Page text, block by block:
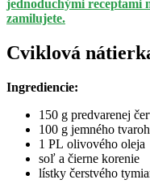
jednoduchými receptami
zamilujete.
Cviklová
Ingrediencie:
150 g predvarenej
100 g jemného
1 PL olivového oleja
soľ a čierne korenie
lístky čerstvého